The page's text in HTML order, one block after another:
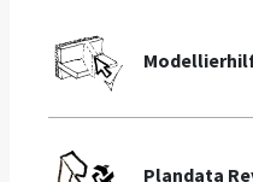
Plandata